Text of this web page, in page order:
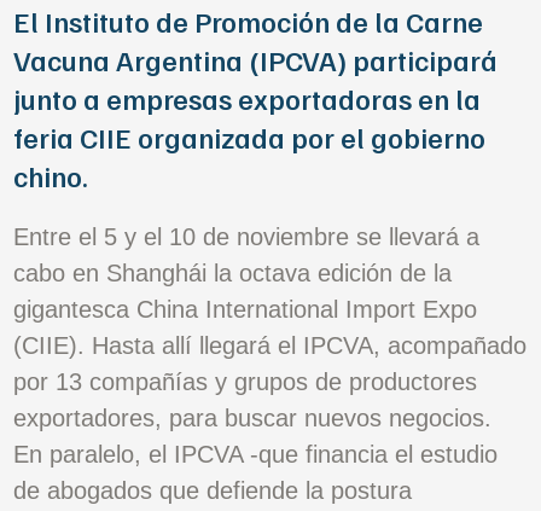
El Instituto de Promoción de la Carne
Vacuna Argentina (IPCVA) participará
junto a empresas exportadoras en la
feria CIIE organizada por el gobierno
chino.
Entre el 5 y el 10 de noviembre se llevará a
cabo en Shanghái la octava edición de la
gigantesca China International Import Expo
(CIIE). Hasta allí llegará el IPCVA, acompañado
por 13 compañías y grupos de productores
exportadores, para buscar nuevos negocios.
En paralelo, el IPCVA -que financia el estudio
de abogados que defiende la postura